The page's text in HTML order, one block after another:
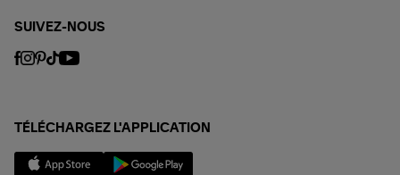
SUIVEZ-NOUS
TÉLÉCHARGEZ L'APPLICATION